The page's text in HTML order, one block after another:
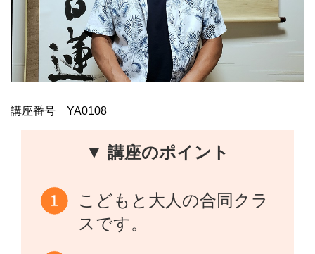
講座番号 YA0108
▼ 講座のポイント
こどもと大人の合同クラ
スです。